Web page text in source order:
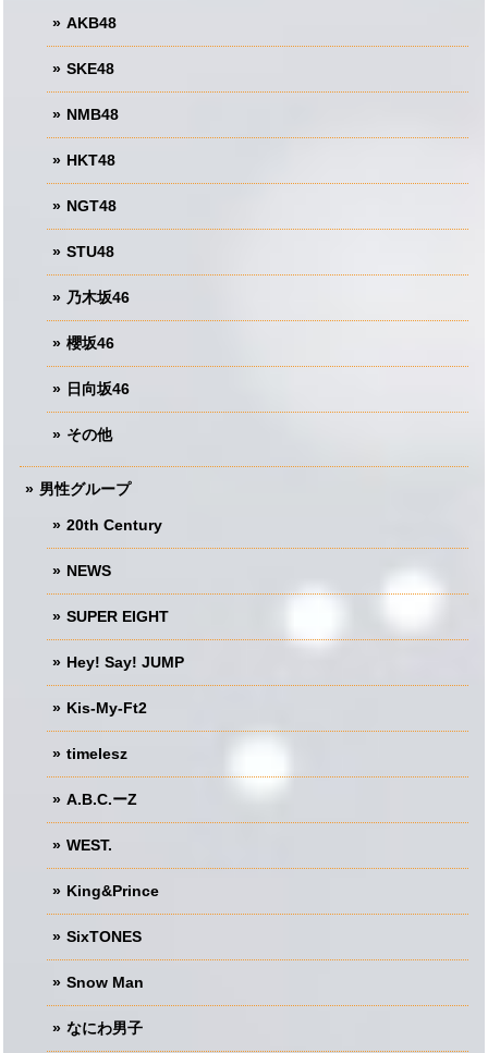
AKB48
SKE48
NMB48
HKT48
NGT48
STU48
乃木坂46
櫻坂46
日向坂46
その他
男性グループ
20th Century
NEWS
SUPER EIGHT
Hey! Say! JUMP
Kis-My-Ft2
timelesz
A.B.C.ーZ
WEST.
King&Prince
SixTONES
Snow Man
なにわ男子